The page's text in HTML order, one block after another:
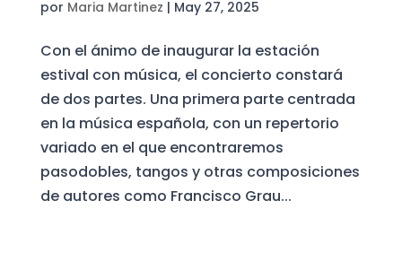
por Maria Martinez | May 27, 2025
Con el ánimo de inaugurar la estación
estival con música, el concierto constará
de dos partes. Una primera parte centrada
en la música española, con un repertorio
variado en el que encontraremos
pasodobles, tangos y otras composiciones
de autores como Francisco Grau...